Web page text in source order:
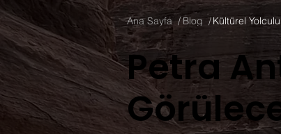
Ana Sayfa /Blog /Kültürel
Petra